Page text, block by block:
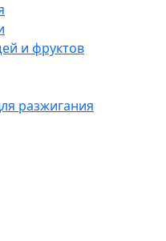
и фруктов
разжигания